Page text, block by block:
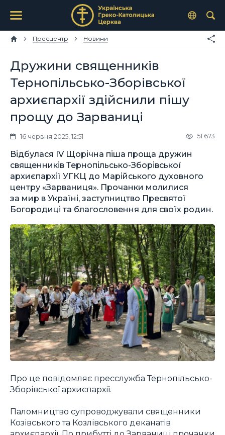
Пресцентр Новини
Дружини священників
Тернопільсько-Зборівської
архиєпархії здійснили пішу
прощу до Зарваниці
16 червня 2025, 12:51 51 673
Відбулася IV Щорічна піша проща дружин
священників Тернопільсько-Зборівської
архиєпархії УГКЦ до Марійського духовного
центру «Зарваниця». Прочанки молилися
за мир в Україні, заступництво Пресвятої
Богородиці та благословення для своїх родин.
Про це повідомляє пресслужба Тернопільсько-
Зборівської архиєпархії.
Паломництво супроводжували священники
Козівського та Козлівського деканатів